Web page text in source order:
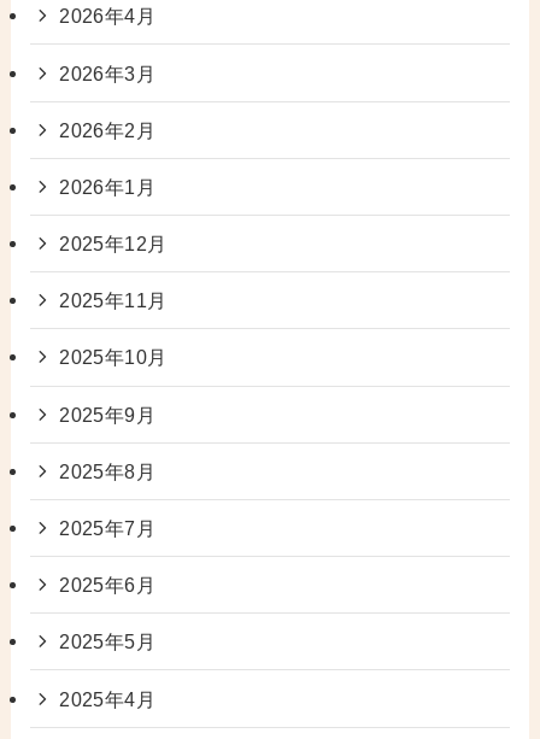
2026年4月
2026年3月
2026年2月
2026年1月
2025年12月
2025年11月
2025年10月
2025年9月
2025年8月
2025年7月
2025年6月
2025年5月
2025年4月